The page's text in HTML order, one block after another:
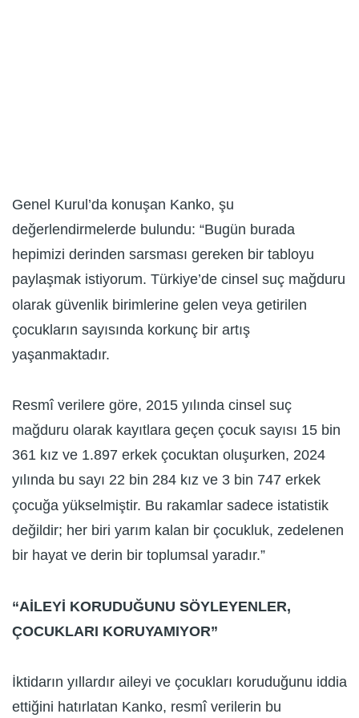
Genel Kurul’da konuşan Kanko, şu
değerlendirmelerde bulundu: “Bugün burada
hepimizi derinden sarsması gereken bir tabloyu
paylaşmak istiyorum. Türkiye’de cinsel suç mağduru
olarak güvenlik birimlerine gelen veya getirilen
çocukların sayısında korkunç bir artış
yaşanmaktadır.
Resmî verilere göre, 2015 yılında cinsel suç
mağduru olarak kayıtlara geçen çocuk sayısı 15 bin
361 kız ve 1.897 erkek çocuktan oluşurken, 2024
yılında bu sayı 22 bin 284 kız ve 3 bin 747 erkek
çocuğa yükselmiştir. Bu rakamlar sadece istatistik
değildir; her biri yarım kalan bir çocukluk, zedelenen
bir hayat ve derin bir toplumsal yaradır.”
“AİLEYİ KORUDUĞUNU SÖYLEYENLER,
ÇOCUKLARI KORUYAMIYOR”
İktidarın yıllardır aileyi ve çocukları koruduğunu iddia
ettiğini hatırlatan Kanko, resmî verilerin bu